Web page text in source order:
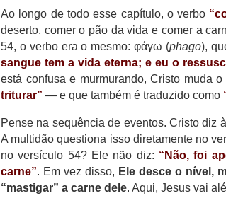
Ao longo de todo esse capítulo, o verbo
deserto, comer o pão da vida e comer a
54, o verbo era o mesmo: φάγω (phago),
sangue tem a vida eterna; e eu o
está confusa e murmurando, Cristo muda
triturar” — e que também é traduzido como
Pense na sequência de eventos. Cristo diz
A multidão questiona isso diretamente no
no versículo 54? Ele não diz: “Não, foi
carne”. Em vez disso, Ele desce o nível,
“mastigar” a carne dele. Aqui, Jesus vai